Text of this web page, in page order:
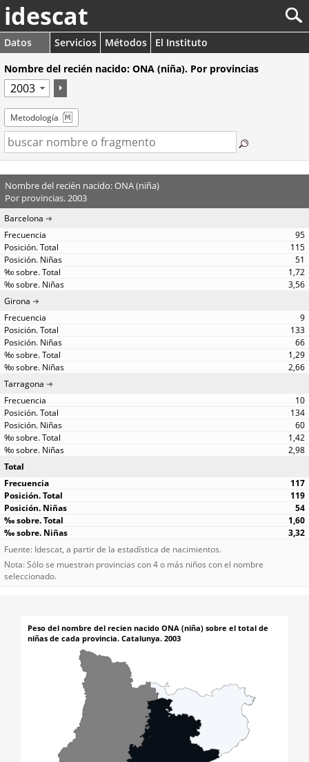
idescat
Datos Servicios Métodos
El Instituto
Nombre del recién nacido: ONA (niña). Por provincias
Metodología
Nombre del recién nacido: ONA (niña)
Por provincias. 2003
Barcelona
95
115
51
1,72
3,56
Girona
9
133
66
1,29
2,66
Tarragona
10
134
60
1,42
2,98
Total
117
119
54
1,60
3,32
Fuente: Idescat, a partir de la estadística de nacimientos.
Nota: Sólo se muestran provincias con 4 o más niños con el nombre
seleccionado.